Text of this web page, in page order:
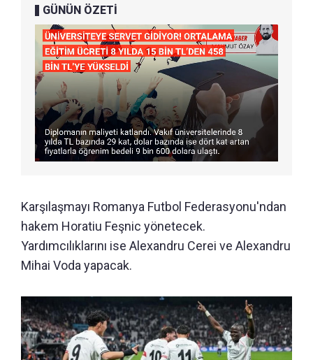
GÜNÜN ÖZETİ
Karşılaşmayı Romanya Futbol Federasyonu'ndan
hakem Horatiu Feşnic yönetecek.
Yardımcılıklarını ise Alexandru Cerei ve Alexandru
Mihai Voda yapacak.